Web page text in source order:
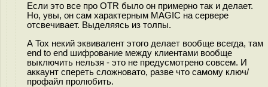
Если это все про OTR было он примерно так и делает.
Но, увы, он сам характерным MAGIC на сервере
отсвечивает. Выделяясь из толпы.
А Tox некий эквивалент этого делает вообще всегда, там
end to end шифрование между клиентами вообще
выключить нельзя - это не предусмотрено совсем. И
аккаунт спереть сложновато, разве что самому ключ/
профайл пролюбить.